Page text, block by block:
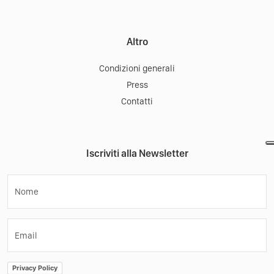
Altro
Condizioni generali
Press
Contatti
Iscriviti alla Newsletter
Nome
Email
Privacy Policy